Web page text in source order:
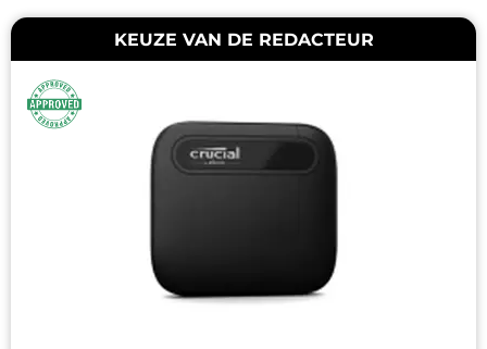
KEUZE VAN DE REDACTEUR